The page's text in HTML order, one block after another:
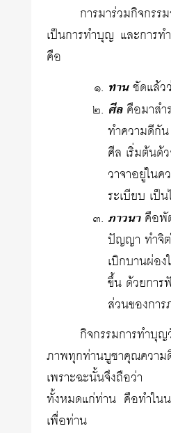
การมาร่วมกิจกร
เป็นการทำบุญ และการ
คือ
ทานชัดแล้ว
ศีลคือมาสำ
ทำความดีกั
ศีล เริ่มต้นด้
วาจาอยู่ใน
ระเบียบ เป็
ภาวนาคือพั
ปัญญา ทำจิต
เบิกบานผ่อ
ขึ้น ด้วยการ
ส่วนของการ
กิจกรรมการทำบุ
ภาพทุกท่านบูชาคุณความ
เพราะฉะนั้นจึงถือว่า
ทั้งหมดแก่ท่าน คือทำใน
เพื่อท่าน